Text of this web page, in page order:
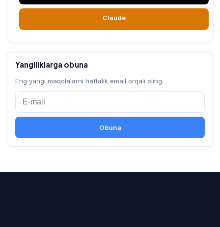
Claude
Yangiliklarga obuna
Eng yangi maqolalarni haftalik email orqali oling.
Obuna